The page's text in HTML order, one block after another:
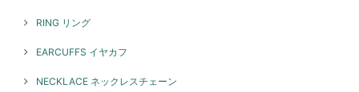
す！
このたびはGENAC ROUEをご愛顧いただきありがとうご
RING リング
EARCUFFS イヤカフ
NECKLACE ネックレスチェーン